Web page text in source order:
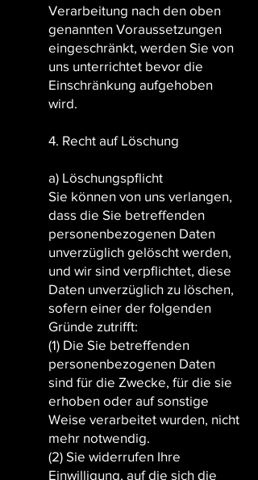
Verarbeitung nach den oben
genannten Voraussetzungen
eingeschränkt, werden Sie von
uns unterrichtet bevor die
Einschränkung aufgehoben
wird.
4. Recht auf Löschung
a) Löschungspflicht
Sie können von uns verlangen,
dass die Sie betreffenden
personenbezogenen Daten
unverzüglich gelöscht werden,
und wir sind verpflichtet, diese
Daten unverzüglich zu löschen,
sofern einer der folgenden
Gründe zutrifft:
(1) Die Sie betreffenden
personenbezogenen Daten
sind für die Zwecke, für die sie
erhoben oder auf sonstige
Weise verarbeitet wurden, nicht
mehr notwendig.
(2) Sie widerrufen Ihre
Einwilligung, auf die sich die